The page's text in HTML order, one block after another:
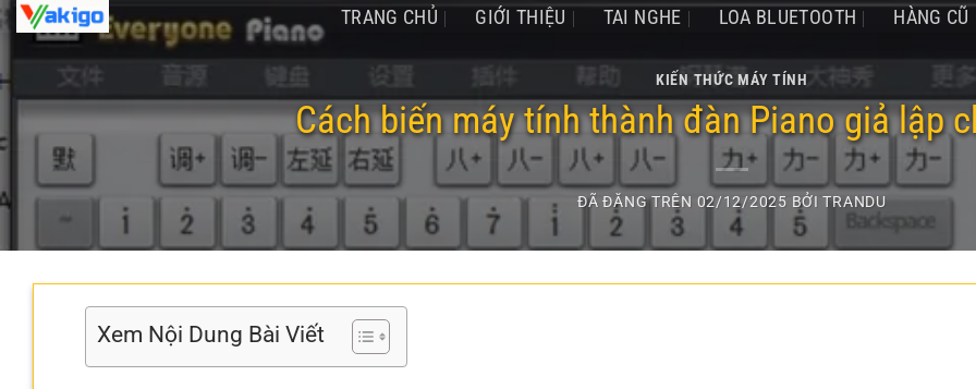
Chuyển
nội
dung
TRANG CHỦ GIỚI THIỆU TAI NGHE LOA BLUETOOTH HÀNG CŨ
KIẾN THỨC MÁY TÍNH
Cách biến máy tính thành đàn Piano giả lập
ĐÃ ĐĂNG TRÊN 02/12/2025 BỞITRANDU
Xem Nội Dung Bài Viết